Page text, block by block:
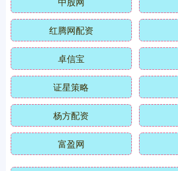
红腾网配资
卓信宝
证星策略
杨方配资
富盈网